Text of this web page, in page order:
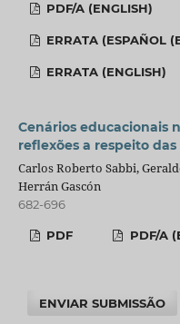
PDF/A (ENGLISH)
ERRATA (ESPAÑOL
ERRATA (ENGLISH)
Cenários educacionais
reflexões a respeito
Carlos Roberto Sabbi,
Herrán Gascón
682-696
PDF PDF/A
ENVIAR SUBMISSÃO